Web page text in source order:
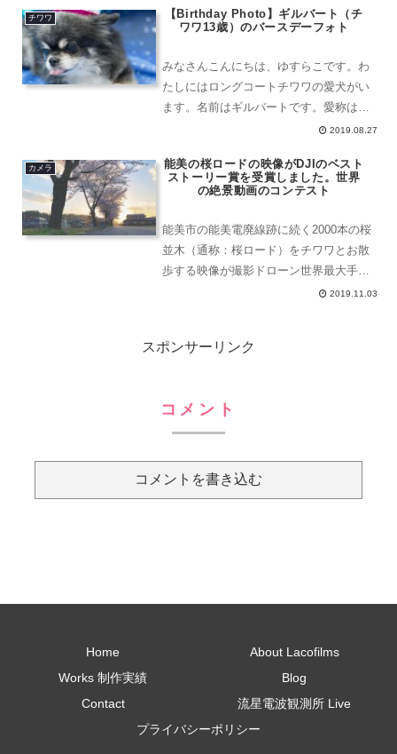
もお会いしていないのです。愛犬ギル
は、もう14歳になってしま...
チワワ
【Birthday Photo】ギルバート（チ
ワワ13歳）のバースデーフォト
みなさんこんにちは、ゆすらこです。わ
たしにはロングコートチワワの愛犬がい
ます。名前はギルバートです。愛称は
「ギル」で、みんなはいろんなあだ名で
たん」「ギルくん」「ぎー助」「ぎー
ぎ」「おぎるべえ」などなどで...
2019.08.27
カメラ
能美の桜ロードの映像がDJIのベスト
ストーリー賞を受賞しました。世界
の絶景動画のコンテスト
能美市の能美電廃線跡に続く2000本の桜
並木（通称：桜ロード）をチワワとお散
歩する映像が撮影ドローン世界最大手の
DJI主催で、全世界から絶景が集まる2019.11.03
スポンサーリンク
コメント
コメントを書き込む
Home
About Lacofilms
Works 制作実績
Blog
Contact
流星電波観測所 Live
プライバシーポリシー